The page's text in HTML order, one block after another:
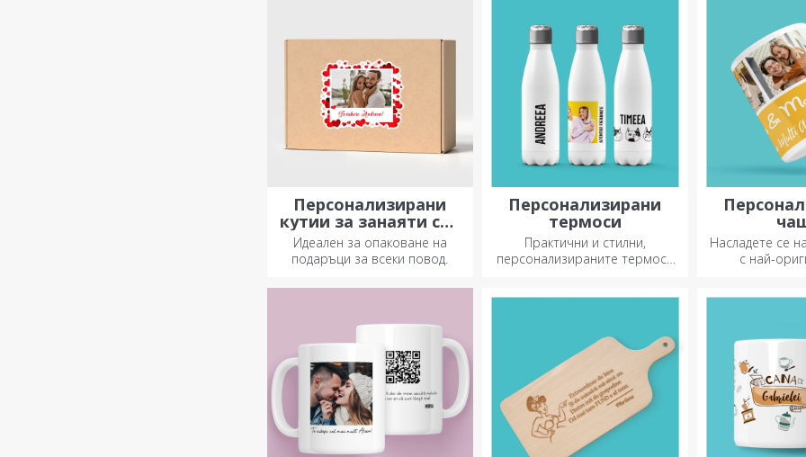
Персонализирани
кутии за занаяти със
стикери
Идеален за опаковане на
подаръци за всеки повод.
Персонализирани
термоси
Практични и стилни,
персонализираните термоси
Насладете се
с най-